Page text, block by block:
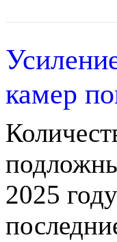
камер
2025